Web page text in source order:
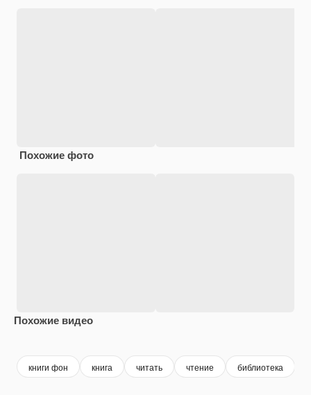
Похожие фото
Похожие видео
книги фон книга читать чтение библиотека